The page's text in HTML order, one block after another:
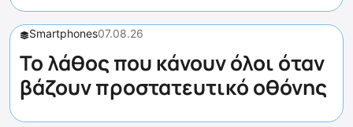
Smartphones07.08.26
Το λάθος που κάνουν όλοι όταν
βάζουν προστατευτικό οθόνης